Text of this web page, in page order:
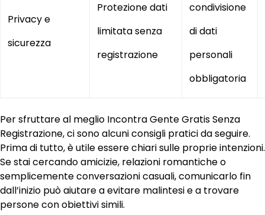
Privacy e
sicurezza
Protezione dati
limitata senza
registrazione
condivisione
di dati
personali
obbligatoria
Per sfruttare al meglio Incontra Gente Gratis Senza
Registrazione, ci sono alcuni consigli pratici da seguire.
Prima di tutto, è utile essere chiari sulle proprie intenzioni.
Se stai cercando amicizie, relazioni romantiche o
semplicemente conversazioni casuali, comunicarlo fin
dall’inizio può aiutare a evitare malintesi e a trovare
persone con obiettivi simili.